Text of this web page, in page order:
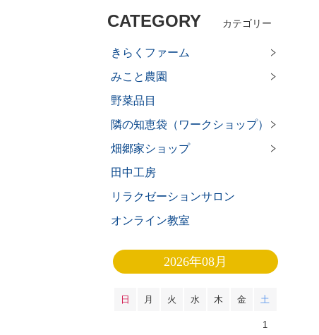
CATEGORY カテゴリー
きらくファーム
みこと農園
野菜品目
隣の知恵袋（ワークショップ）
畑郷家ショップ
田中工房
リラクゼーションサロン
オンライン教室
2026年08月
日 月 火 水 木 金 土
1